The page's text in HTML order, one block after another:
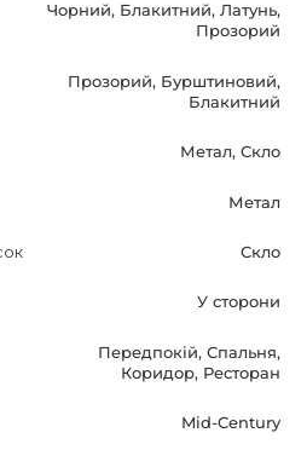
справжньою прикрасою
вірою і правдою протягом
люстру і зробіть ваш
Чорний, Блакитний, Латунь,
Прозорий
Прозорий, Бурштиновий,
Блакитний
Метал, Скло
Метал
Скло
У сторони
Передпокій, Спальня,
Коридор, Ресторан
Mid-Century